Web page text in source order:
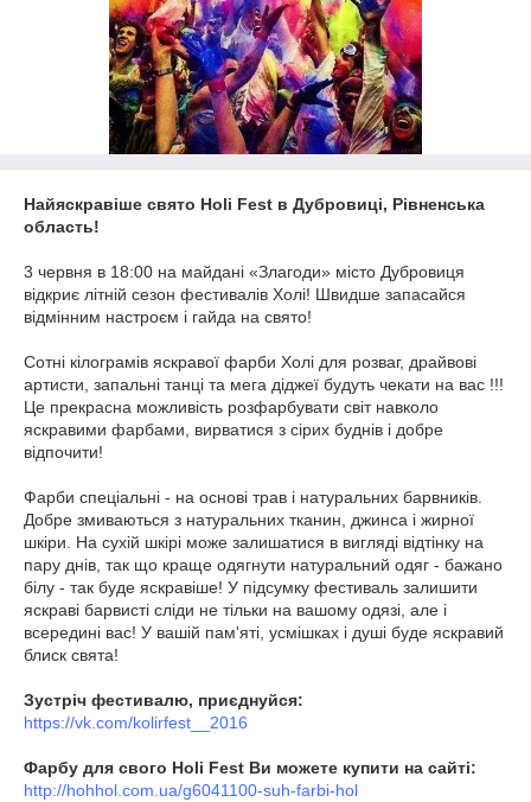
Найяскравіше свято Holi Fest в Дубровиці, Рівненська
область!
3 червня в 18:00 на майдані «Злагоди» місто Дубровиця
відкриє літній сезон фестивалів Холі! Швидше запасайся
відмінним настроєм і гайда на свято!
Сотні кілограмів яскравої фарби Холі для розваг, драйвові
артисти, запальні танці та мега діджеї будуть чекати на вас !!!
Це прекрасна можливість розфарбувати світ навколо
яскравими фарбами, вирватися з сірих буднів і добре
відпочити!
Фарби спеціальні - на основі трав і натуральних барвників.
Добре змиваються з натуральних тканин, джинса і жирної
шкіри. На сухій шкірі може залишатися в вигляді відтінку на
пару днів, так що краще одягнути натуральний одяг - бажано
білу - так буде яскравіше! У підсумку фестиваль залишити
яскраві барвисті сліди не тільки на вашому одязі, але і
всередині вас! У вашій пам'яті, усмішках і душі буде яскравий
блиск свята!
Зустріч фестивалю, приєднуйся:
https://vk.com/kolirfest__2016
Фарбу для свого Holi Fest Ви можете купити на сайті:
http://hohhol.com.ua/g6041100-suh-farbi-hol